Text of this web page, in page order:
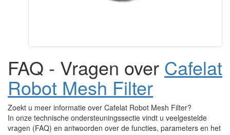
FAQ - Vragen over Cafelat
Robot Mesh Filter
Zoekt u meer informatie over Cafelat Robot Mesh Filter?
In onze technische ondersteuningssectie vindt u veelgestelde
vragen (FAQ) en antwoorden over de functies, parameters en het